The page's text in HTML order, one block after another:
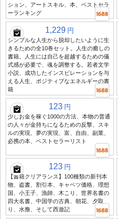
ション、アートスキル、本、ベストセラ
ーランキング
1,229 円
シンプルな人生から脱却したいように生
きるための全10巻セット。人生の癒しの
書籍。人生には自己を超越するための儀
式感が必要で、魂を調整する。若者文学
小説、成功したインスピレーションを与
える人生、ポジティブなエネルギーの書
籍
123 円
少しお金を稼ぐ1000の方法、本物の普通
の人々が金持ちになるための反撃、スキ
ルの実現、夢の実現、富、自由、副業、
必携の本、ベストセラーリスト
123 円
【書籍クリアランス】100種類の新刊本
物、盗書、割引本、キャベツ価格、理想
国、小王子、漁師、木こり、世界名書の
四大名書、中国学の古典、朝花、夕取
り、水撸、そして西遊記